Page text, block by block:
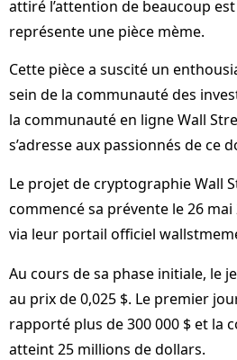
attiré l’attention de beaucoup
représente une pièce mème.
Cette pièce a suscité un
sein de la communauté des
la communauté en ligne Wall
s’adresse aux passionnés de ce
Le projet de cryptographie Wall
commencé sa prévente le 26
via leur portail officiel
Au cours de sa phase initiale, le
au prix de 0,025 $. Le premier
rapporté plus de 300 000 $ et la
atteint 25 millions de dollars.